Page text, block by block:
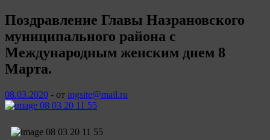
Поздравление Главы Назрановского
муниципального района с
Международным женским днем 8
Марта.
08.03.2020 - от ingsite@mail.ru